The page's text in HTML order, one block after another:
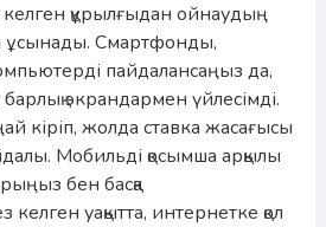
құрылғыдан ойнаудың
ұсынады. Смартфонды,
пайдалансаңыз да,
экрандармен үйлесімді.
кіріп, жолда ставка жасағысы
Мобильді қосымша арқылы
бен басқа
уақытта, интернетке қол